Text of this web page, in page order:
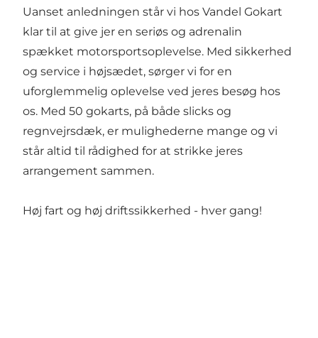
Uanset anledningen står vi hos Vandel Gokart
klar til at give jer en seriøs og adrenalin
spækket motorsportsoplevelse. Med sikkerhed
og service i højsædet, sørger vi for en
uforglemmelig oplevelse ved jeres besøg hos
os. Med 50 gokarts, på både slicks og
regnvejrsdæk, er mulighederne mange og vi
står altid til rådighed for at strikke jeres
arrangement sammen.
Høj fart og høj driftssikkerhed - hver gang!